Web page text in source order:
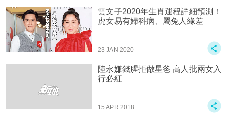
雲文子2020年生肖運程詳細預測！
虎女易有婦科病、屬兔人緣差
23 JAN 2020
陸永嫌錢腥拒做星爸 高人批兩女入
行必紅
15 APR 2018